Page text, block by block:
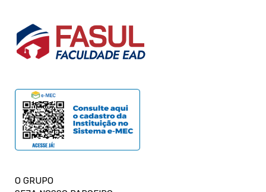
O GRUPO